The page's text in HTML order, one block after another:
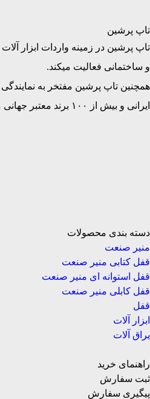
تاپ پرشین
تاپ پرشین در زمینه واردات ابزار آلات
و ساختمانی فعالیت میکند.
ایرانی و بیش از ۱۰۰ برند معتبر جهانی می باشد.
دسته بندی محصولات
منیر صنعت
قفل کتابی منیر صنعت
قفل استوانه ای منیر صنعت
قفل کابلی منیر صنعت
قفل
ابزار آلات
یراق آلات
راهنمای خرید
ثبت سفارش
پیگیری سفارش